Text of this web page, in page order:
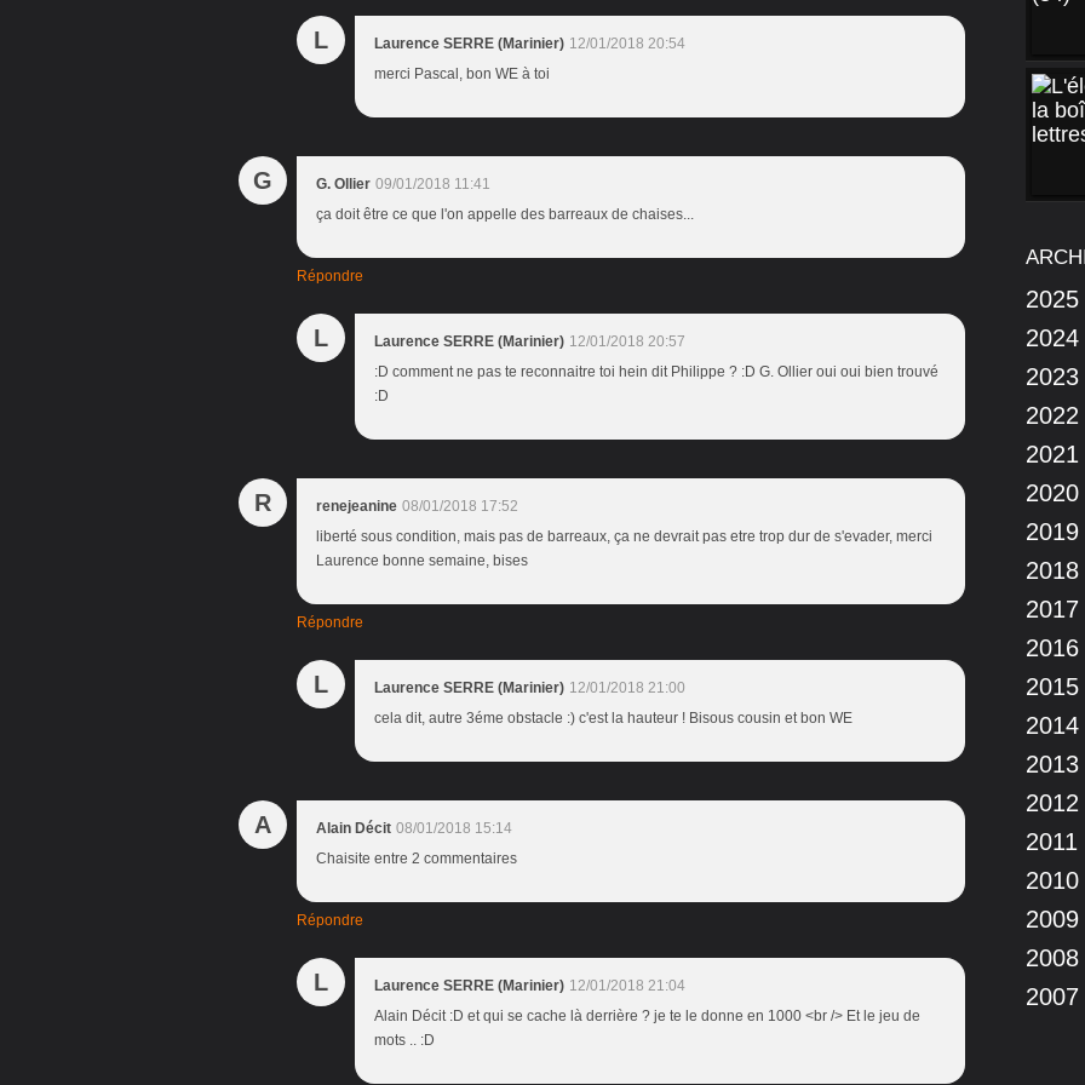
L Laurence SERRE (Marinier) 12/01/2018 20:54
merci Pascal, bon WE à toi
G G. Ollier 09/01/2018 11:41
ça doit être ce que l'on appelle des barreaux de chaises...
Répondre
L Laurence SERRE (Marinier) 12/01/2018 20:57
:D comment ne pas te reconnaitre toi hein dit Philippe ? :D G. Ollier oui oui bien trouvé
:D
R renejeanine 08/01/2018 17:52
liberté sous condition, mais pas de barreaux, ça ne devrait pas etre trop dur de s'evader, merci
Laurence bonne semaine, bises
Répondre
L Laurence SERRE (Marinier) 12/01/2018 21:00
cela dit, autre 3éme obstacle :) c'est la hauteur ! Bisous cousin et bon WE
A Alain Décit 08/01/2018 15:14
Chaisite entre 2 commentaires
Répondre
L Laurence SERRE (Marinier) 12/01/2018 21:04
Alain Décit :D et qui se cache là derrière ? je te le donne en 1000 <br /> Et le jeu de
mots .. :D
2025
2024
2023
2022
2021
2020
2019
2018
2017
2016
2015
2014
2013
2012
2011
2010
2009
2008
2007